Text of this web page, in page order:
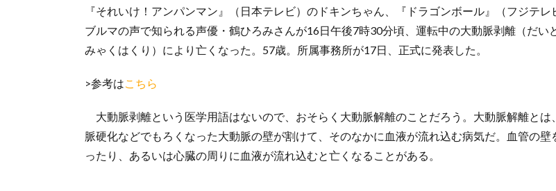
『それいけ！アンパンマン』（日本テレビ）のドキンちゃん、『ドラゴンボール』（フジテレ
ブルマの声で知られる声優・鶴ひろみさんが16日午後7時30分頃、運転中の大動脈剥離（だい
みゃくはくり）により亡くなった。57歳。所属事務所が17日、正式に発表した。
>参考はこちら
大動脈剥離という医学用語はないので、おそらく大動脈解離のことだろう。大動脈解離とは
脈硬化などでもろくなった大動脈の壁が割けて、そのなかに血液が流れ込む病気だ。血管の壁
ったり、あるいは心臓の周りに血液が流れ込むと亡くなることがある。